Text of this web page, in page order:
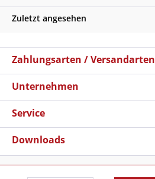
Zuletzt angesehen
Zahlungsarten / Versandarten
Unternehmen
Service
Downloads